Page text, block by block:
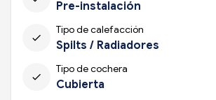
Pre-instalación
check
Tipo de calefacción
Spilts / Radiadores
check
Tipo de cochera
Cubierta